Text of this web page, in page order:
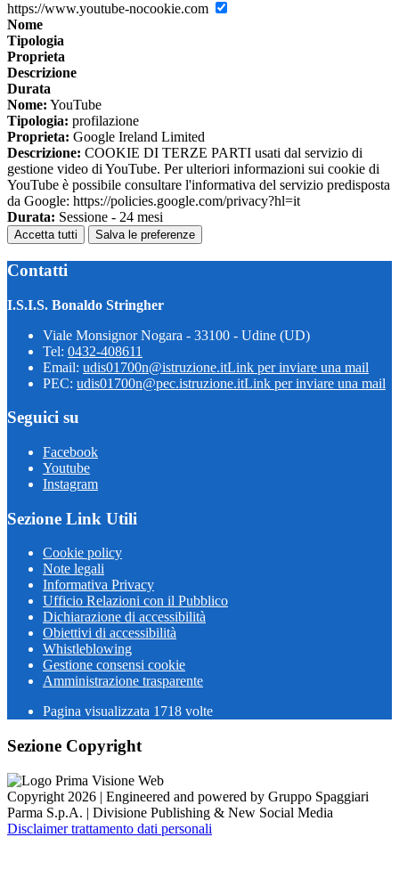
https://www.youtube-nocookie.com
Nome
Tipologia
Proprieta
Descrizione
Durata
Nome: YouTube
Tipologia: profilazione
Proprieta: Google Ireland Limited
Descrizione: COOKIE DI TERZE PARTI usati dal servizio di
gestione video di YouTube. Per ulteriori informazioni sui cookie di
YouTube è possibile consultare l'informativa del servizio predisposta
da Google: https://policies.google.com/privacy?hl=it
Durata: Sessione - 24 mesi
Accetta tutti Salva le preferenze
Contatti
I.S.I.S. Bonaldo Stringher
Viale Monsignor Nogara - 33100 - Udine (UD)
Tel: 0432-408611
Email: udis01700n@istruzione.itLink per inviare una mail
PEC: udis01700n@pec.istruzione.itLink per inviare una mail
Seguici su
Facebook
Youtube
Instagram
Sezione Link Utili
Cookie policy
Note legali
Informativa Privacy
Ufficio Relazioni con il Pubblico
Dichiarazione di accessibilità
Obiettivi di accessibilità
Whistleblowing
Gestione consensi cookie
Amministrazione trasparente
Pagina visualizzata 1718 volte
Sezione Copyright
Copyright 2026 | Engineered and powered by Gruppo Spaggiari
Parma S.p.A. | Divisione Publishing & New Social Media
Disclaimer trattamento dati personali